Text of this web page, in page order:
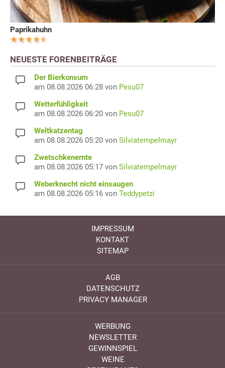
Paprikahuhn
NEUESTE FORENBEITRÄGE
Der Bierkonsum
am 08.08.2026 06:28 von Pesu07
Wetterfühligkeit
am 08.08.2026 06:20 von Pesu07
Weltkatzentag
am 08.08.2026 05:20 von Silviatempelmayr
Zwetschkenernte
am 08.08.2026 05:17 von Silviatempelmayr
Weberknecht nicht einsaugen
am 08.08.2026 05:16 von Teddypetzi
IMPRESSUM
KONTAKT
SITEMAP
AGB
DATENSCHUTZ
PRIVACY MANAGER
WERBUNG
NEWSLETTER
GEWINNSPIEL
WEINE